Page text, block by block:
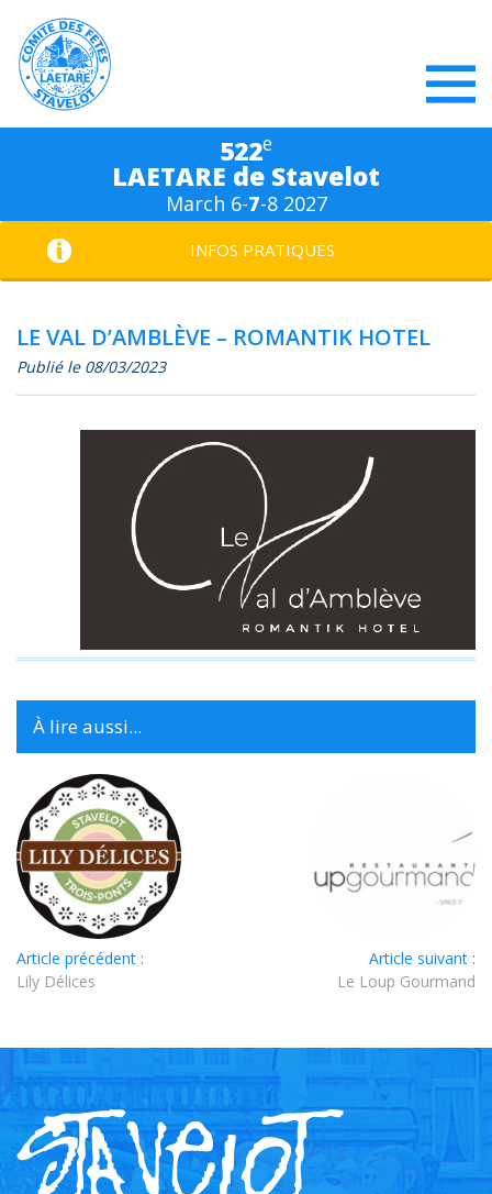
522e
LAETARE de Stavelot
March 6-7-8 2027
INFOS PRATIQUES
LE VAL D’AMBLÈVE – ROMANTIK HOTEL
Publié le 08/03/2023
À lire aussi...
Article précédent :
Lily Délices
Article suivant :
Le Loup Gourmand